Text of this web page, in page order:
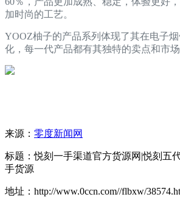
加时尚的工艺。
YOOZ柚子的产品系列体现了其在电子
化，每一代产品都有其独特的卖点和市场
来源： 零度新闻网
标题：悦刻一手渠道官方货源网|悦刻五
手货源
地址：http://www.0ccn.com//flbxw/